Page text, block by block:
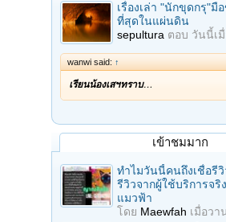
เรื่องเล่า "นักขุดกรุ"มื
ที่สุดในแผ่นดิน
sepultura ตอบ วันนี้เ
wanwi said: ↑
เรียนน้องเสฯทราบ…
เข้าชมมาก
ทำไมวันนี้คนถึงเชื่อรี
รีวิวจากผู้ใช้บริการจ
แมวฟ้า
โดย Maewfah เมื่อวา